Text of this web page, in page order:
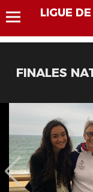
LIGUE
FINALES